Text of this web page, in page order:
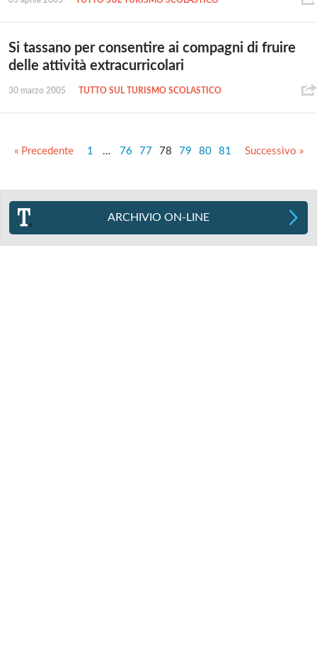
Si tassano per consentire ai compagni di fruire
delle attività extracurricolari
30 marzo 2005 TUTTO SUL TURISMO SCOLASTICO
« Precedente 1 … 76 77 78 79 80 81 Successivo »
ARCHIVIO ON-LINE